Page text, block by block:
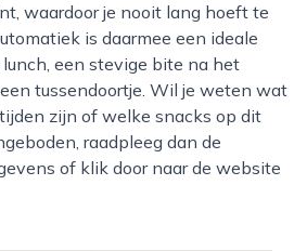
waardoor je nooit lang hoeft te
is daarmee een ideale
een stevige bite na het
tussendoortje. Wil je weten wat
zijn of welke snacks op dit
raadpleeg dan de
of klik door naar de website